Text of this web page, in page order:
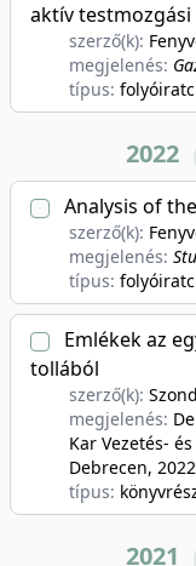
aktív testmozgási
szerző(k):
megjelenés:
típus:
2022
Analysis of
szerző(k):
megjelenés:
típus:
Emlékek az
tollából
szerző(k):
megjelenés:
Kar Vezetés-
Debrecen, 2022
típus:
2021